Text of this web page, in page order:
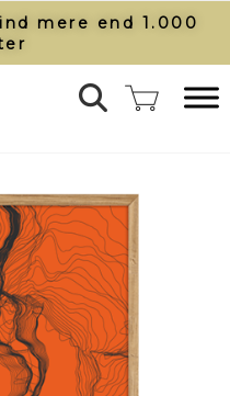
mere end 1.000